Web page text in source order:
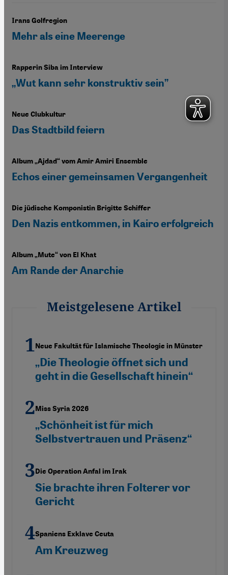
Irans Golfregion
Mehr als eine Meerenge
Rapperin Siba im Interview
„Wut kann sehr konstruktiv sein”
Neue Clubkultur
Das Stadtbild feiern
Album „Ajdad“ vom Amir Amiri Ensemble
Echos einer gemeinsamen Vergangenheit
Die jüdische Komponistin Brigitte Schiffer
Den Nazis entkommen, in Kairo erfolgreich
Album „Mute“ von El Khat
Am Rande der Anarchie
Meistgelesene Artikel
Neue Fakultät für Islamische Theologie in Münster
„Die Theologie öffnet sich und
geht in die Gesellschaft hinein“
Miss Syria 2026
„Schönheit ist für mich
Selbstvertrauen und Präsenz“
Die Operation Anfal im Irak
Sie brachte ihren Folterer vor
Gericht
Spaniens Exklave Ceuta
Am Kreuzweg